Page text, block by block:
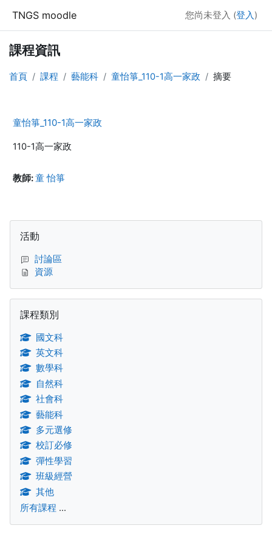
TNGS moodle 您尚未登入 (登入 )
課程資訊
首頁 課程 藝能科 童怡箏_110-1高一家政 摘要
童怡箏_110-1高一家政
110-1高一家政
教師:童 怡箏
區塊
活動
討論區
資源
課程類別
國文科
英文科
數學科
自然科
社會科
藝能科
多元選修
校訂必修
彈性學習
班級經營
其他
所有課程 ...